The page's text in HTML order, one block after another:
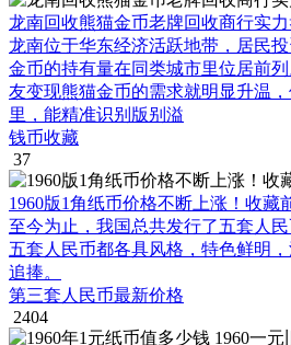
龙南回收熊猫金币老牌回收商行实
龙南位于华东经济活跃地带，居民
金币的持有量在同类城市里位居前
友变现熊猫金币的需求就明显升温
里，能精准识别版别溢
钱币收藏
37
1960版1角纸币价格不断上涨！收藏
至今为止，我国总共发行了五套人
五套人民币都各具风格，特色鲜明
追捧。
第三套人民币最新价格
2404